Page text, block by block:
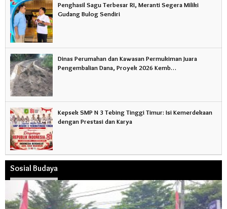
Penghasil Sagu Terbesar RI, Meranti Segera Miliki
Gudang Bulog Sendiri
Dinas Perumahan dan Kawasan Permukiman Juara
Pengembalian Dana, Proyek 2026 Kemb…
Kepsek SMP N 3 Tebing Tinggi Timur: Isi Kemerdekaan
dengan Prestasi dan Karya
Sosial Budaya